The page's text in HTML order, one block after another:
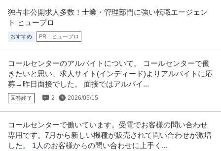
独占非公開求人多数！士業・管理部門に強い転職エージェン
ト ヒュープロ
おすすめ PR：ヒュープロ
コールセンターのアルバイトについて。 コールセンターで働
きたいと思い、求人サイト(インディード)よりアルバイトに応
募→昨日面接でした。 面接ではアルバイ...
回答終了 2 2026/05/15
コールセンターで働いています。受電でお客様の問い合わせ
専用です。7月から新しい機種が販売されて問い合わせが激増
した。 1人のお客様からの問い合わせに上手く...